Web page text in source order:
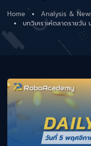
Home
Analysis &
บทวิเคราะห์ตลาดรายวั